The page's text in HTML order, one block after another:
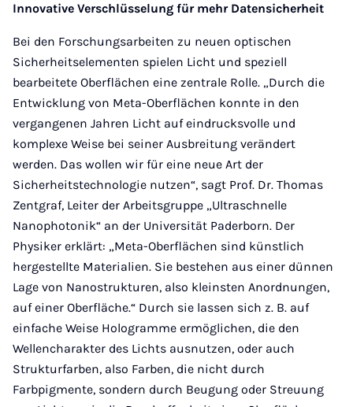
Innovative Verschlüsselung für mehr Datensicherheit
Bei den Forschungsarbeiten zu neuen optischen
Sicherheitselementen spielen Licht und speziell
bearbeitete Oberflächen eine zentrale Rolle. „Durch die
Entwicklung von Meta-Oberflächen konnte in den
vergangenen Jahren Licht auf eindrucksvolle und
komplexe Weise bei seiner Ausbreitung verändert
werden. Das wollen wir für eine neue Art der
Sicherheitstechnologie nutzen“, sagt Prof. Dr. Thomas
Zentgraf, Leiter der Arbeitsgruppe „Ultraschnelle
Nanophotonik“ an der Universität Paderborn. Der
Physiker erklärt: „Meta-Oberflächen sind künstlich
hergestellte Materialien. Sie bestehen aus einer dünnen
Lage von Nanostrukturen, also kleinsten Anordnungen,
auf einer Oberfläche.“ Durch sie lassen sich z. B. auf
einfache Weise Hologramme ermöglichen, die den
Wellencharakter des Lichts ausnutzen, oder auch
Strukturfarben, also Farben, die nicht durch
Farbpigmente, sondern durch Beugung oder Streuung